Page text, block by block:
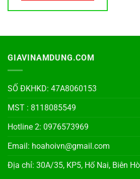
GIAVINAMDUNG.COM
SỐ ĐKHKD: 47A8060153
MST : 8118085549
Hotline 2: 0976573969
Email: hoahoivn@gmail.com
Địa chỉ: 30A/35, KP5, Hố Nai, Biên